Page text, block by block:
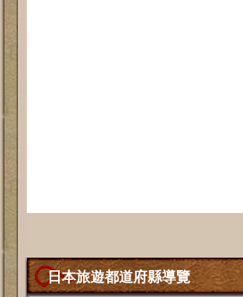
日本旅遊都道府縣導覽